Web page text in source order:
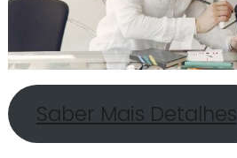
Saber Mais Detalhes